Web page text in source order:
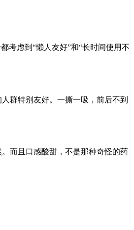
考虑到“懒人友好”和“长时间使用不
群特别友好。一撕一吸，前后不到
而且口感酸甜，不是那种奇怪的药